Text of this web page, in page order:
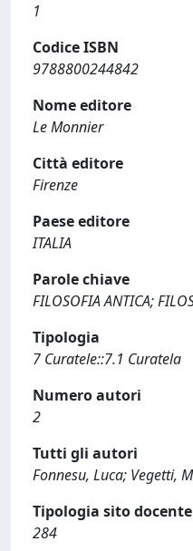
1
Codice ISBN
9788800244842
Nome editore
Le Monnier
Città editore
Firenze
Paese editore
ITALIA
Parole chiave
FILOSOFIA ANTICA;
Tipologia
7 Curatele::7.1 Curatela
Numero autori
2
Tutti gli autori
Fonnesu, Luca; Vegetti,
Tipologia sito docente
284